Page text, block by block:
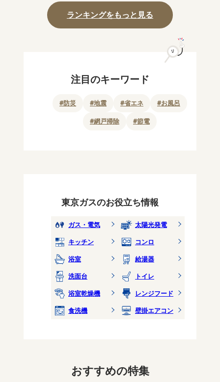
ランキングをもっと見る
注目のキーワード
#防災 #地震 #省エネ #お風呂
#網戸掃除 #節電
東京ガスのお役立ち情報
ガス・電気
太陽光発電
キッチン
コンロ
浴室
給湯器
洗面台
トイレ
浴室乾燥機
レンジフード
食洗機
壁掛エアコン
おすすめの特集